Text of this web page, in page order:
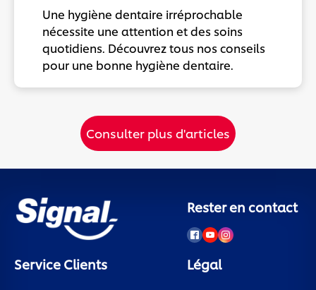
Une hygiène dentaire irréprochable
nécessite une attention et des soins
quotidiens. Découvrez tous nos conseils
pour une bonne hygiène dentaire.
Consulter plus d'articles
Rester en contact
Service Clients Légal